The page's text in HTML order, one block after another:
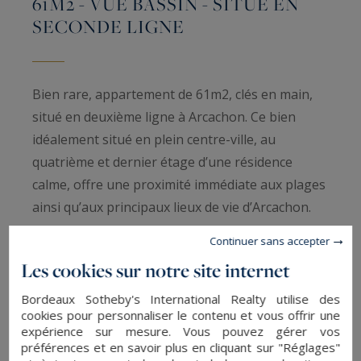
SECONDE LIGNE
Bien rare, appartement de 61m2, clés en main,
situé en deuxième ligne à Arcachon. Ce bien
idéalement situé en plein centre-ville, au
quatrième et dernier étage d’une résidence
calme, offre une proximité immédiate aux plages
ainsi qu’aux principaux lieux de vie d’Arcachon.
profite de deux terrasses, dont une offrant une
merveilleuse vue sur le Bassin et l’autre exposée
plein sud.
Les cookies sur notre site internet
Bordeaux Sotheby's International Realty utilise des
cookies pour personnaliser le contenu et vous offrir une
expérience sur mesure. Vous pouvez gérer vos
préférences et en savoir plus en cliquant sur "Réglages"
Continuer sans accepter